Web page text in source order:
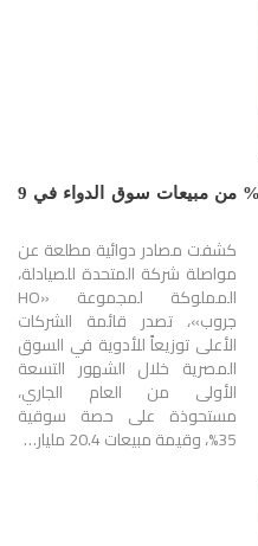
المتحدة للصيادلة تستحوذ على 35% من مبيعات سوق الدواء في 9
كشفت مصادر دوائية مطلعة عن
مواصلة شركة المتحدة للصيادلة،
المملوكة لمجموعة «HO
جروب»، تصدر قائمة الشركات
الأعلى توزيعاً للأدوية في السوق
المصرية خلال الشهور التسعة
الأولى من العام الجاري،
مستحوذة على حصة سوقية
35%، وقيمة مبيعات 20.4 مليار…